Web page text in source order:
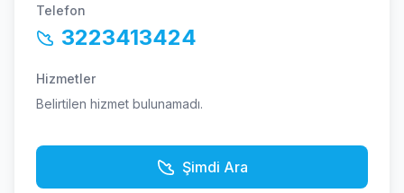
Telefon
3223413424
Hizmetler
Belirtilen hizmet bulunamadı.
Şimdi Ara